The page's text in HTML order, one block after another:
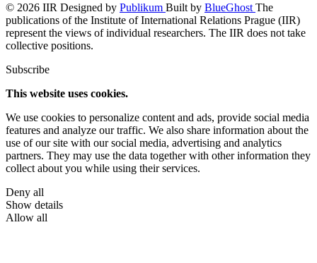
© 2026 IIR Designed by Publikum Built by BlueGhost The
publications of the Institute of International Relations Prague (IIR)
represent the views of individual researchers. The IIR does not take
collective positions.
Subscribe
This website uses cookies.
We use cookies to personalize content and ads, provide social media
features and analyze our traffic. We also share information about the
use of our site with our social media, advertising and analytics
partners. They may use the data together with other information they
collect about you while using their services.
Deny all
Show details
Allow all